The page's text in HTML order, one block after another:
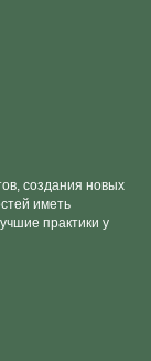
создания новых
иметь
практики у